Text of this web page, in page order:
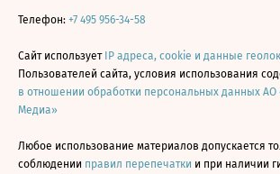
Телефон: +7 495 956-34-58
Сайт использует IP адреса, cookie и данные
Пользователей сайта, условия использования
в отношении обработки персональных данных АО
Медиа»
Любое использование материалов допускается
соблюдении правил перепечатки и при наличии